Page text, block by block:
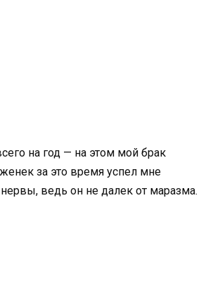
на год — на этом мой брак
за это время успел мне
ведь он не далек от маразма.